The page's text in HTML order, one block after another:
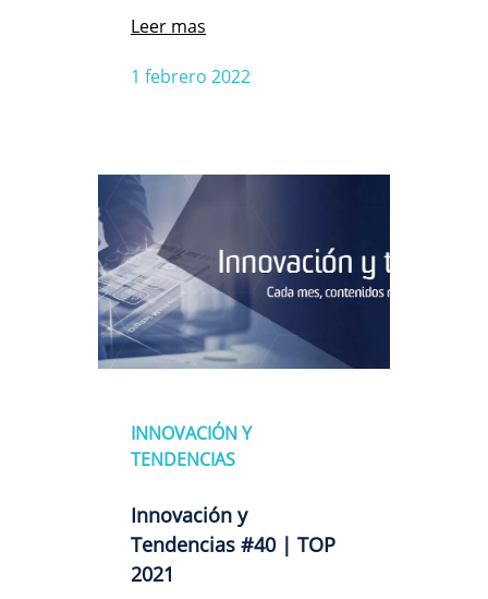
1 febrero 2022
Leer mas
INNOVACIÓN Y
TENDENCIAS
Innovación y
Tendencias #40 | TOP
2021